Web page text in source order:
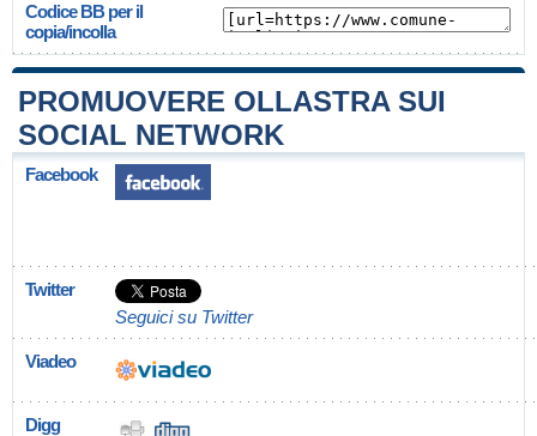
Codice BB per il
copia/incolla
PROMUOVERE OLLASTRA SUI
SOCIAL NETWORK
Facebook
Twitter
Seguici su Twitter
Viadeo
Digg